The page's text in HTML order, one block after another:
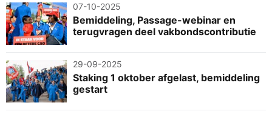
07-10-2025
Bemiddeling, Passage-webinar en
terugvragen deel vakbondscontributie
29-09-2025
Staking 1 oktober afgelast, bemiddeling
gestart